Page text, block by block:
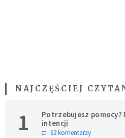
NAJCZĘŚCIEJ
1
Potrzebujesz pomocy?
intencji
62 komentarzy